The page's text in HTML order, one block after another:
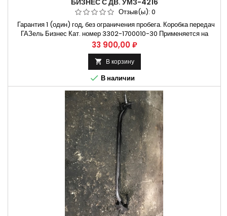
БИЗНЕС С ДВ. УМЗ-4216
Отзыв(ы): 0
Гарантия 1 (один) год, без ограничения пробега. Коробка передач
ГАЗель Бизнес Кат. номер 3302-1700010-30 Применяется на
автомобилях ГАЗ 3302, ГАЗ 2217, ГАЗ 330230, ГАЗ 2705 и
модификации. Устанавливается на Автомобиль газель 3302
Совместим с двигателями УМЗ 4216, УМЗ 42164, УМЗ Evotech
2.7 Действует расширенная гарантия 1(один) год не требующая...
Цена
33 900,00 ₽
 В корзину
 В наличии